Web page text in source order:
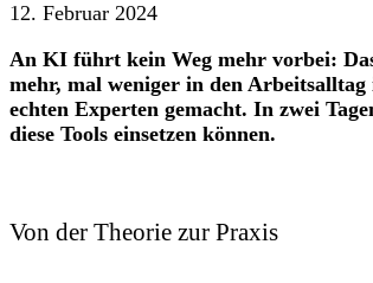
12. Februar 2024
An KI führt kein Weg mehr vorbei:
mehr, mal weniger in den
echten Experten gemacht. In zwei
diese Tools einsetzen können.
Von der Theorie zur Praxis